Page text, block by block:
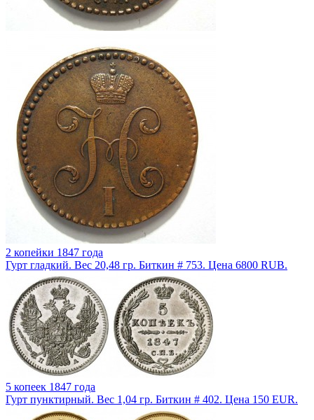
2 копейки 1847 года
Гурт гладкий. Вес 20,48 гр. Биткин # 753. Цена 6800 RUB.
5 копеек 1847 года
Гурт пунктирный. Вес 1,04 гр. Биткин # 402. Цена 150 EUR.